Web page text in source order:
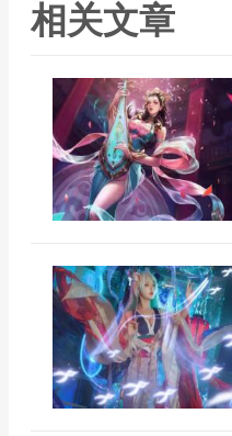
相关文章